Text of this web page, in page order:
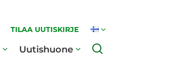
TILAA UUTISKIRJE
Uutishuone